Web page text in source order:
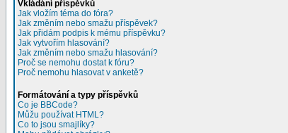
Vkládání příspěvků
Jak vložím téma do fóra?
Jak změním nebo smažu příspěvek?
Jak přidám podpis k mému příspěvku?
Jak vytvořím hlasování?
Jak změním nebo smažu hlasování?
Proč se nemohu dostat k fóru?
Proč nemohu hlasovat v anketě?
Formátování a typy příspěvků
Co je BBCode?
Můžu používat HTML?
Co to jsou smajlíky?